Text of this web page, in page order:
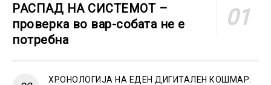
РАСПАД НА СИСТЕМОТ –
проверка во вар-собата не е
потребна
ХРОНОЛОГИЈА НА ЕДЕН ДИГИТАЛЕН КОШМАР: